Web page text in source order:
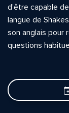
d’être capable
langue de
son anglais pour
questions